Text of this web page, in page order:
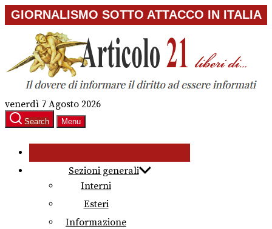
Skip
to
content
GIORNALISMO SOTTO ATTACCO IN ITALIA
venerdì 7 Agosto 2026
Search Menu
Sezioni generali
Interni
Esteri
Informazione